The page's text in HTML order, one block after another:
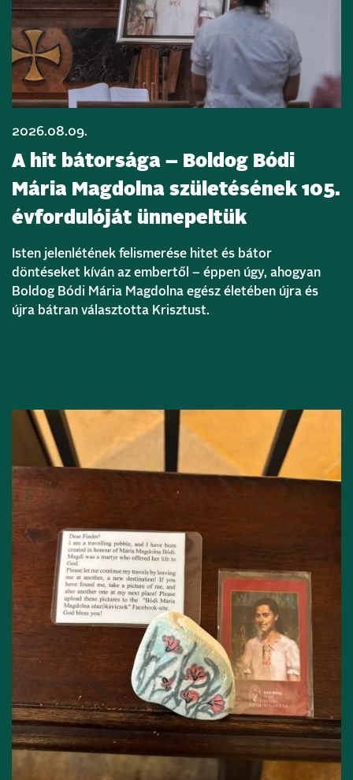
2026.08.09.
A hit bátorsága – Boldog Bódi
Mária Magdolna születésének 105.
évfordulóját ünnepeltük
Isten jelenlétének felismerése hitet és bátor
döntéseket kíván az embertől – éppen úgy, ahogyan
Boldog Bódi Mária Magdolna egész életében újra és
újra bátran választotta Krisztust.